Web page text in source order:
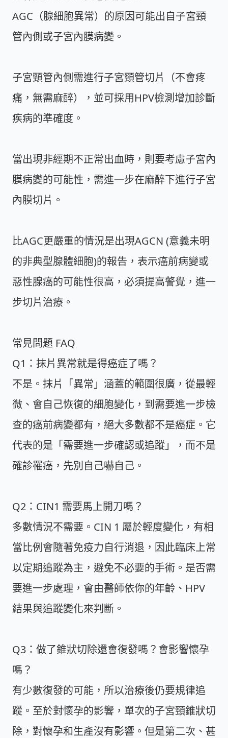
AGC（腺細胞異常）的原因可能出自子宮頸
管內側或子宮內膜病變。
子宮頸管內側需進行子宮頸管切片（不會疼
痛，無需麻醉），並可採用HPV檢測增加診斷
疾病的準確度。
當出現非經期不正常出血時，則要考慮子宮內
膜病變的可能性，需進一步在麻醉下進行子宮
內膜切片。
比AGC更嚴重的情況是出現AGCN (意義未明
的非典型腺體細胞)的報告，表示癌前病變或
惡性腺癌的可能性很高，必須提高警覺，進一
步切片治療。
常見問題 FAQ
Q1：抹片異常就是得癌症了嗎？
不是。抹片「異常」涵蓋的範圍很廣，從最輕
微、會自己恢復的細胞變化，到需要進一步檢
查的癌前病變都有，絕大多數都不是癌症。它
代表的是「需要進一步確認或追蹤」，而不是
確診罹癌，先別自己嚇自己。
Q2：CIN1 需要馬上開刀嗎？
多數情況不需要。CIN 1 屬於輕度變化，有相
當比例會隨著免疫力自行消退，因此臨床上常
以定期追蹤為主，避免不必要的手術。是否需
要進一步處理，會由醫師依你的年齡、HPV
結果與追蹤變化來判斷。
Q3：做了錐狀切除還會復發嗎？會影響懷孕
嗎？
有少數復發的可能，所以治療後仍要規律追
蹤。至於對懷孕的影響，單次的子宮頸錐狀切
除，對懷孕和生產沒有影響。但是第二次、甚